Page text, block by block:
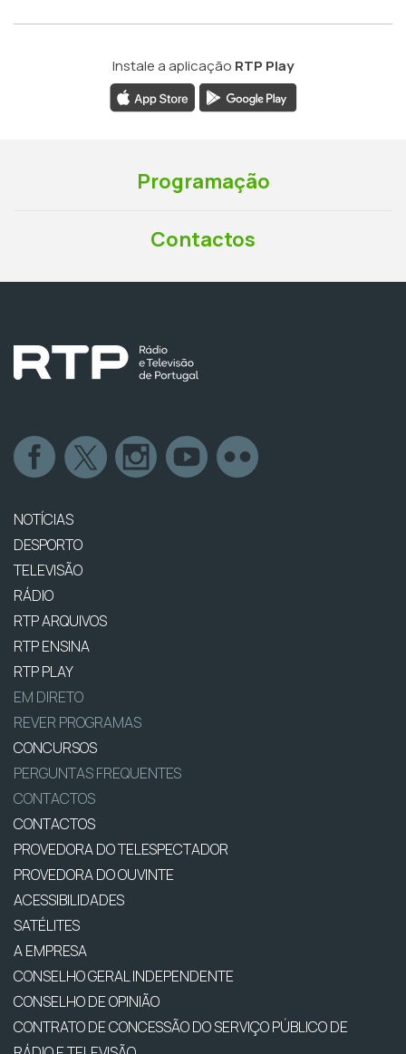
Instale a aplicação RTP Play
Programação
Contactos
NOTÍCIAS
DESPORTO
TELEVISÃO
RÁDIO
RTP ARQUIVOS
RTP ENSINA
RTP PLAY
EM DIRETO
REVER PROGRAMAS
CONCURSOS
PERGUNTAS FREQUENTES
CONTACTOS
CONTACTOS
PROVEDORA DO TELESPECTADOR
PROVEDORA DO OUVINTE
ACESSIBILIDADES
SATÉLITES
A EMPRESA
CONSELHO GERAL INDEPENDENTE
CONSELHO DE OPINIÃO
CONTRATO DE CONCESSÃO DO SERVIÇO PÚBLICO DE